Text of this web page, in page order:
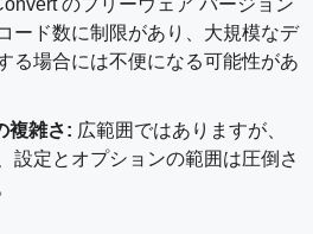
のフリーウェア バージョン
ード数に制限があり、大規模なデ
る場合には不便になる可能性があ
複雑さ: 広範囲ではありますが、
設定とオプションの範囲は圧倒さ